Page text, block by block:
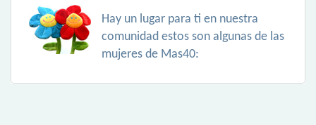
Hay un lugar para ti en nuestra
comunidad estos son algunas de las
mujeres de Mas40: